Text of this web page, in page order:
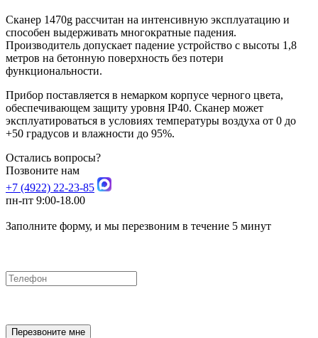
Сканер 1470g рассчитан на интенсивную эксплуатацию и
способен выдерживать многократные падения.
Производитель допускает падение устройство с высоты 1,8
метров на бетонную поверхность без потери
функциональности.
Прибор поставляется в немарком корпусе черного цвета,
обеспечивающем защиту уровня IP40. Сканер может
эксплуатироваться в условиях температуры воздуха от 0 до
+50 градусов и влажности до 95%.
Остались вопросы?
Позвоните нам
+7 (4922) 22-23-85
пн-пт 9:00-18.00
Заполните форму, и мы перезвоним в течение 5 минут
Перезвоните мне